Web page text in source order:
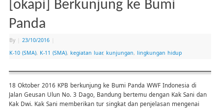
[okapi] Berkunjung ke Bumi
Panda
By 23/10/2016
K-10 (SMA), K-11 (SMA), kegiatan luar, kunjungan, lingkungan hidup
18 Oktober 2016 KPB berkunjung ke Bumi Panda WWF Indonesia di
Jalan Geusan Ulun No. 3 Dago, Bandung bertemu dengan Kak Sani dan
Kak Dwi. Kak Sani memberikan tur singkat dan penjelasan mengenai